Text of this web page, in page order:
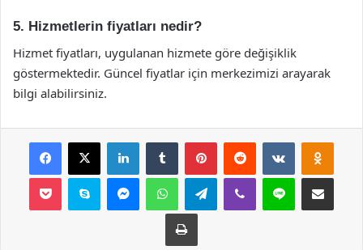
5. Hizmetlerin fiyatları nedir?
Hizmet fiyatları, uygulanan hizmete göre değişiklik
göstermektedir. Güncel fiyatlar için merkezimizi arayarak
bilgi alabilirsiniz.
Facebook
X LinkedInTumblr PinterestReddit VKontakte
Pocket Skype MessengerWhatsAppTelegramViber Line E-Posta ile
Yazdır